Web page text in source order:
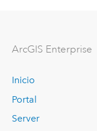
ArcGIS Enterprise
Inicio
Portal
Server